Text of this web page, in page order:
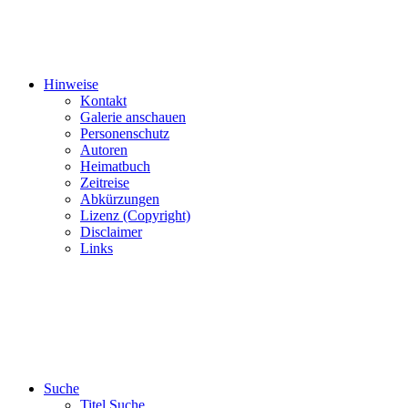
Hinweise
Kontakt
Galerie anschauen
Personenschutz
Autoren
Heimatbuch
Zeitreise
Abkürzungen
Lizenz (Copyright)
Disclaimer
Links
Suche
Titel Suche